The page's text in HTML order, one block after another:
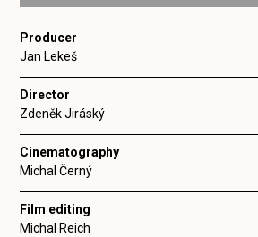
Producer
Jan Lekeš
Director
Zdeněk Jiráský
Cinematography
Michal Černý
Film editing
Michal Reich